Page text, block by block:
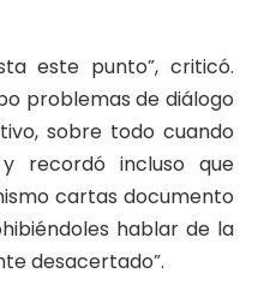
este punto”, criticó.
problemas de diálogo
sobre todo cuando
recordó incluso que
cartas documento
hablar de la
desacertado”.